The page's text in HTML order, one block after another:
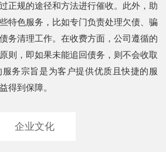
正规的途径和方法进行催收。此外，助
特色服务，比如专门负责处理欠债、骗
务清理工作。在收费方面，公司遵循的
则，即如果未能追回债务，则不会收取
务宗旨是为客户提供优质且快捷的服
得到保障。
企业文化